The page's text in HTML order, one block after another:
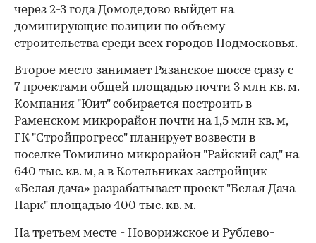
через 2-3 года Домодедово выйдет на
доминирующие позиции по объему
строительства среди всех городов Подмосковья.
Второе место занимает Рязанское шоссе сразу с
7 проектами общей площадью почти 3 млн кв. м.
Компания "Юит" собирается построить в
Раменском микрорайон почти на 1,5 млн кв. м,
ГК "Стройпрогресс" планирует возвести в
поселке Томилино микрорайон "Райский сад" на
640 тыс. кв. м, а в Котельниках застройщик
«Белая дача» разрабатывает проект "Белая Дача
Парк" площадью 400 тыс. кв. м.
На третьем месте - Новорижское и Рублево-